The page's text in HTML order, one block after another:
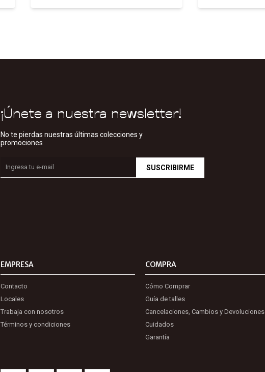
EMPRESA
Contacto
Locales
Trabaja con nosotros
Términos y condiciones
COMPRA
Cómo Comprar
Guía de talles
Cancelaciones, Cambios y Devoluciones
Cuidados
Garantía
¡Únete a nuestra newsletter!
No te pierdas nuestras últimas colecciones y
promociones
SUSCRIBIRME